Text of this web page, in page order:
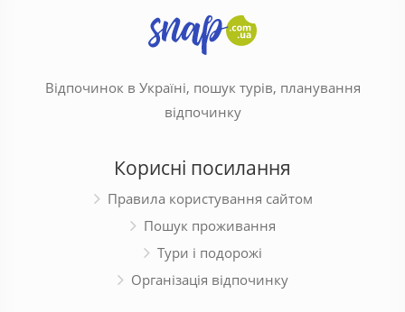
Відпочинок в Україні, пошук турів, планування
відпочинку
Корисні посилання
Правила користування сайтом
Пошук проживання
Тури і подорожі
Організація відпочинку